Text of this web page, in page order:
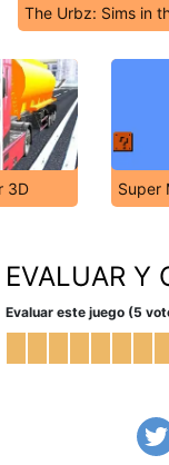
The Urbz: Sims in
3D Super
EVALUAR Y
Evaluar este juego (5